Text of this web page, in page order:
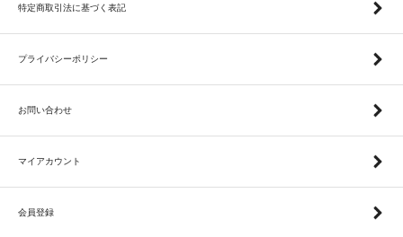
特定商取引法に基づく表記
プライバシーポリシー
お問い合わせ
マイアカウント
会員登録